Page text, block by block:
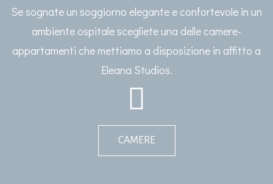
Se sognate un soggiorno elegante e confortevole in un
ambiente ospitale scegliete una delle camere-
appartamenti che mettiamo a disposizione in affitto a
Eleana Studios.
CAMERE